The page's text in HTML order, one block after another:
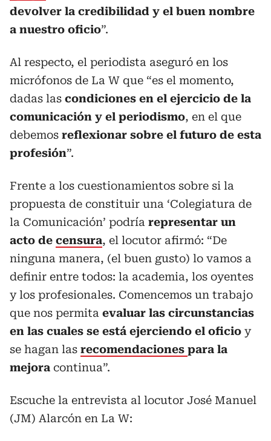
devolver la credibilidad y el buen nombre
a nuestro oficio”.
Al respecto, el periodista aseguró en los
micrófonos de La W que “es el momento,
dadas las condiciones en el ejercicio de la
comunicación y el periodismo, en el que
debemos reflexionar sobre el futuro de esta
profesión”.
Frente a los cuestionamientos sobre si la
propuesta de constituir una ‘Colegiatura de
la Comunicación’ podría representar un
acto de censura, el locutor afirmó: “De
ninguna manera, (el buen gusto) lo vamos a
definir entre todos: la academia, los oyentes
y los profesionales. Comencemos un trabajo
que nos permita evaluar las circunstancias
en las cuales se está ejerciendo el oficio y
se hagan las recomendaciones para la
mejora continua”.
Escuche la entrevista al locutor José Manuel
(JM) Alarcón en La W: